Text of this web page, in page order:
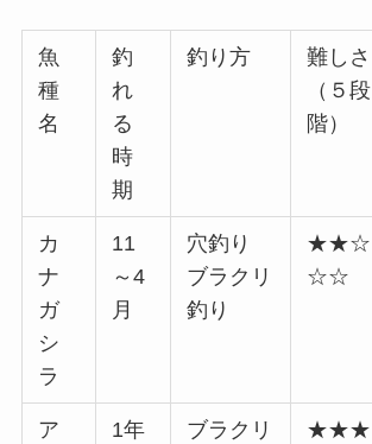
魚
種
名
釣
れ
る
時
期
釣り方
難しさ
（５段
階）
カ
ナ
ガ
シ
ラ
11
～4
月
穴釣り
ブラクリ
釣り
★★☆
☆☆
ア
1年
ブラクリ
★★★